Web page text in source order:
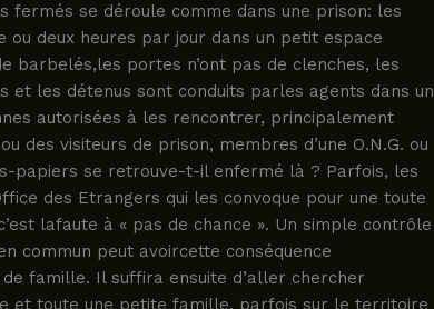
fermés se déroule comme dans une prison: les
ou deux heures par jour dans un petit espace
barbelés,les portes n’ont pas de clenches, les
et les détenus sont conduits parles agents dans un
autorisées à les rencontrer, principalement
des visiteurs de prison, membres d’une O.N.G. ou
papiers se retrouve-t-il enfermé là ? Parfois, les
des Etrangers qui les convoque pour une toute
lafaute à « pas de chance ». Un simple contrôle
commun peut avoircette conséquence
famille. Il suffira ensuite d’aller chercher
et toute une petite famille, parfois sur le territoire